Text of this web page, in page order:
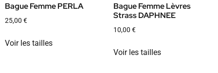
Bague Femme PERLA
25,00 €
Voir les tailles
Bague Femme Lèvres
Strass DAPHNEE
10,00 €
Voir les tailles